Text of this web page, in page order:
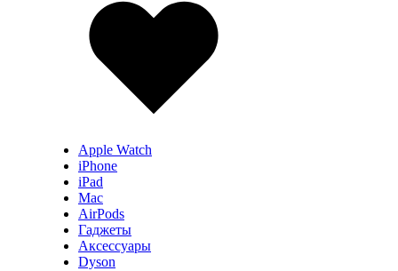
Apple Watch
iPhone
iPad
Mac
AirPods
Гаджеты
Аксессуары
Dyson